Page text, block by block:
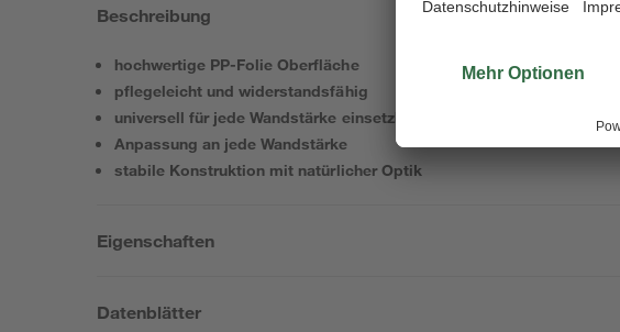
Beschreibung
hochwertige PP-Folie Oberfläche
pflegeleicht und widerstandsfähig
universell für jede Wandstärke einsetzbar
Anpassung an jede Wandstärke
stabile Konstruktion mit natürlicher Optik
Eigenschaften
Datenblätter